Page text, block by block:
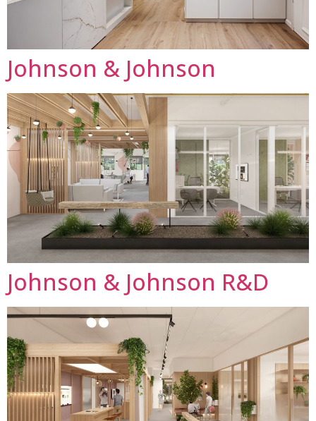
Johnson & Johnson
Johnson & Johnson R&D